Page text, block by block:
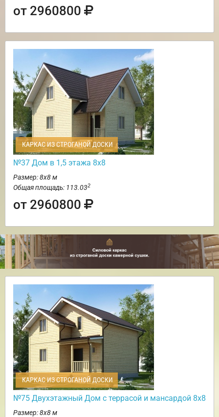
от 2960800
КАРКАС ИЗ СТРОГАНОЙ ДОСКИ
№37 Дом в 1,5 этажа 8х8
Размер: 8х8 м
Общая площадь: 113.032
от 2960800
КАРКАС ИЗ СТРОГАНОЙ ДОСКИ
№75 Двухэтажный Дом с террасой и мансардой 8х8
Размер: 8х8 м